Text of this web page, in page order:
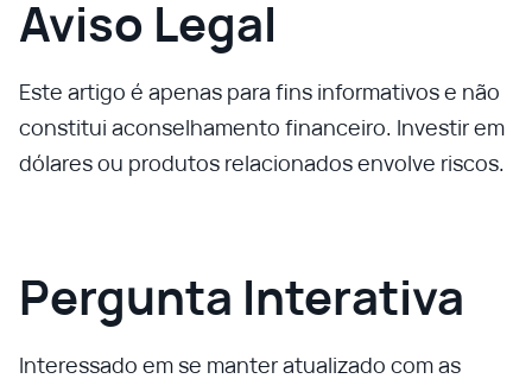
Aviso Legal
Este artigo é apenas para fins informativos e não
constitui aconselhamento financeiro. Investir em
dólares ou produtos relacionados envolve riscos.
Pergunta Interativa
Interessado em se manter atualizado com as